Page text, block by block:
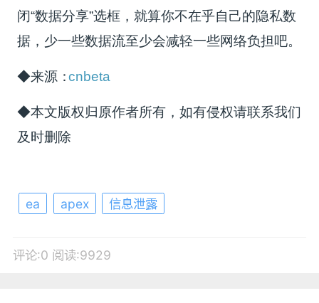
闭“数据分享”选框，就算你不在乎自己的隐私数
据，少一些数据流至少会减轻一些网络负担吧。
◆来源：cnbeta
◆本文版权归原作者所有，如有侵权请联系我们
及时删除
ea apex 信息泄露
评论:0 阅读:9929